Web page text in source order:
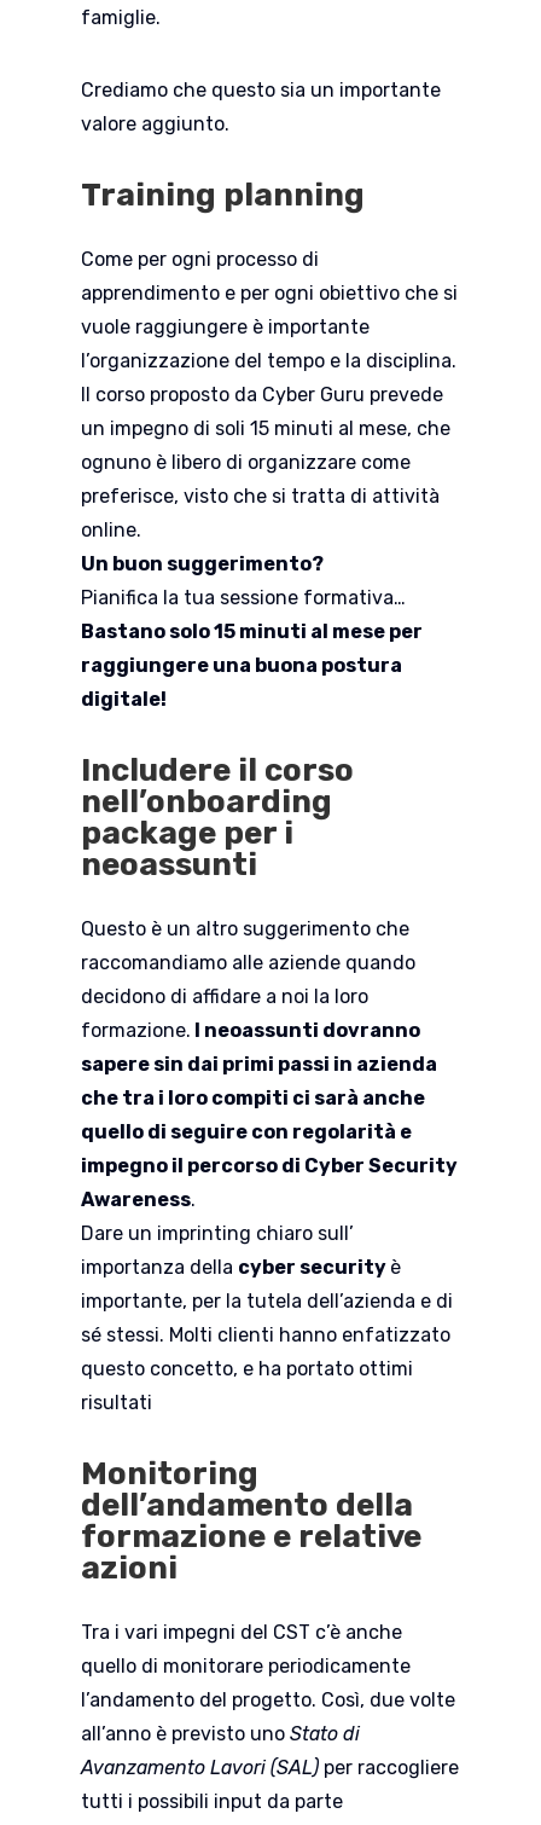
famiglie.
Crediamo che questo sia un importante
valore aggiunto.
Training planning
Come per ogni processo di
apprendimento e per ogni obiettivo che si
vuole raggiungere è importante
l’organizzazione del tempo e la disciplina.
Il corso proposto da Cyber Guru prevede
un impegno di soli 15 minuti al mese, che
ognuno è libero di organizzare come
preferisce, visto che si tratta di attività
online.
Un buon suggerimento?
Pianifica la tua sessione formativa…
Bastano solo 15 minuti al mese per
raggiungere una buona postura
digitale!
Includere il corso
nell’onboarding
package per i
neoassunti
Questo è un altro suggerimento che
raccomandiamo alle aziende quando
decidono di affidare a noi la loro
formazione. I neoassunti dovranno
sapere sin dai primi passi in azienda
che tra i loro compiti ci sarà anche
quello di seguire con regolarità e
impegno il percorso di Cyber Security
Awareness.
Dare un imprinting chiaro sull’
importanza della cyber security è
importante, per la tutela dell’azienda e di
sé stessi. Molti clienti hanno enfatizzato
questo concetto, e ha portato ottimi
risultati
Monitoring
dell’andamento della
formazione e relative
azioni
Tra i vari impegni del CST c’è anche
quello di monitorare periodicamente
l’andamento del progetto. Così, due volte
all’anno è previsto uno Stato di
Avanzamento Lavori (SAL)per raccogliere
tutti i possibili input da parte